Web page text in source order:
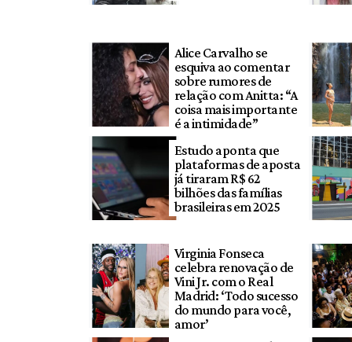
Alice Carvalho se
esquiva ao comentar
sobre rumores de
relação com Anitta: “A
coisa mais importante
é a intimidade”
Estudo aponta que
plataformas de aposta
já tiraram R$ 62
bilhões das famílias
brasileiras em 2025
Virginia Fonseca
celebra renovação de
Vini Jr. com o Real
Madrid: ‘Todo sucesso
do mundo para você,
amor’